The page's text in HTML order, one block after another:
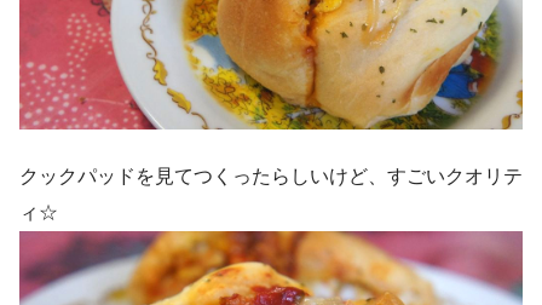
クックパッドを見てつくったらしいけど、すごいクオリテ
ィ☆